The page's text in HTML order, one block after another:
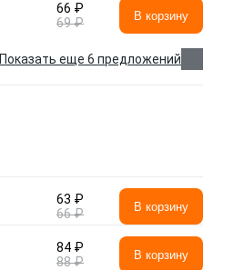
66 ₽
69 ₽
В корзину
Показать еще 6 предложений
63 ₽
66 ₽
В корзину
84 ₽
88 ₽
В корзину